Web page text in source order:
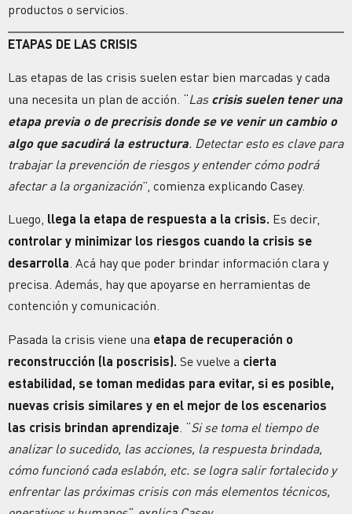
productos o servicios.
ETAPAS DE LAS CRISIS
Las etapas de las crisis suelen estar bien marcadas y cada
una necesita un plan de acción. “Las crisis suelen tener una
etapa previa o de precrisis donde se ve venir un cambio o
algo que sacudirá la estructura. Detectar esto es clave para
trabajar la prevención de riesgos y entender cómo podrá
afectar a la organización”, comienza explicando Casey.
Luego, llega la etapa de respuesta a la crisis. Es decir,
controlar y minimizar los riesgos cuando la crisis se
desarrolla. Acá hay que poder brindar información clara y
precisa. Además, hay que apoyarse en herramientas de
contención y comunicación.
Pasada la crisis viene una etapa de recuperación o
reconstrucción (la poscrisis). Se vuelve a cierta
estabilidad, se toman medidas para evitar, si es posible,
nuevas crisis similares y en el mejor de los escenarios
las crisis brindan aprendizaje . “Si se toma el tiempo de
analizar lo sucedido, las acciones, la respuesta brindada,
cómo funcionó cada eslabón, etc. se logra salir fortalecido y
enfrentar las próximas crisis con más elementos técnicos,